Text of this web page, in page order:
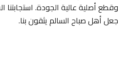
وقطع أصلية عالية الجودة. استجابتنا
جعل أهل صباح السالم يثقون بنا.